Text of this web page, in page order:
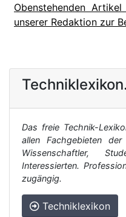
Obenstehenden
unserer Redaktion zur
Das freie Technik-
allen Fachgebieten der
Wissenschaftler,
Interessierten.
zugängig.
Techniklexikon